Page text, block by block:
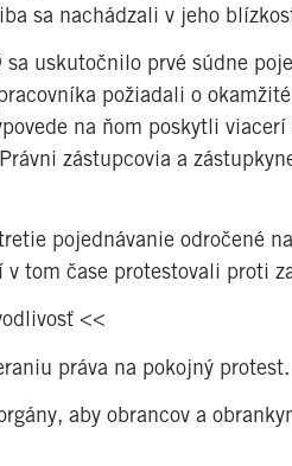
sa nachádzali v jeho
uskutočnilo prvé súdne
požiadali o
na ňom poskytli
zástupcovia a
pojednávanie odročené
tom čase protestovali proti
<<
práva na pokojný protest.
aby obrancov a